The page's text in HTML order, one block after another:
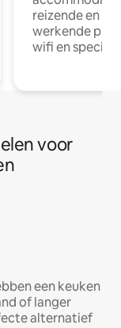
reizende en
werkende
wifi en
voor
een keuken
of langer
alternatief